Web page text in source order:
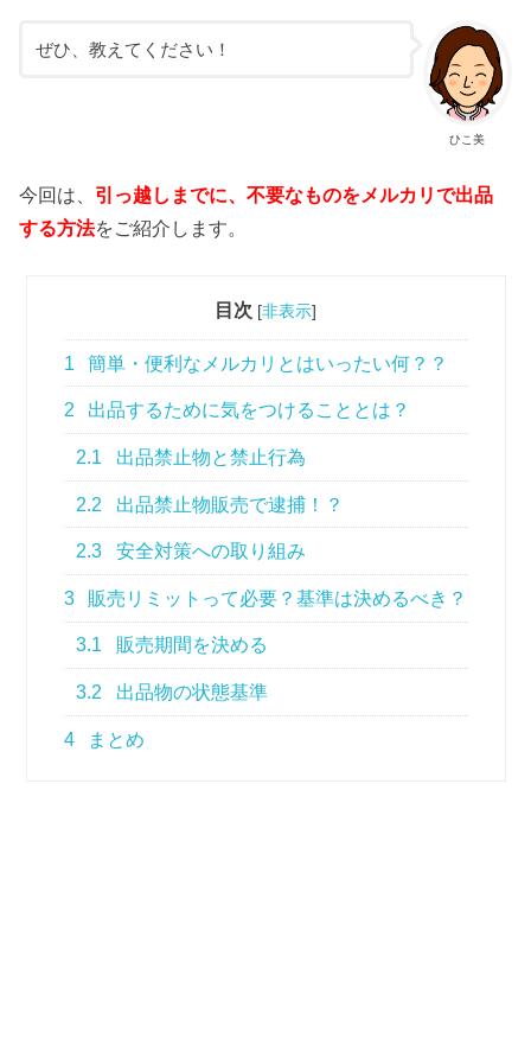
ひこ美
ぜひ、教えてください！
今回は、 引っ越しまでに、不要なものをメルカリで出品
する方法をご紹介します。
目次 [非表示]
1 簡単・便利なメルカリとはいったい何？？
2 出品するために気をつけることとは？
2.1 出品禁止物と禁止行為
2.2 出品禁止物販売で逮捕！？
2.3 安全対策への取り組み
3 販売リミットって必要？基準は決めるべき？
3.1 販売期間を決める
3.2 出品物の状態基準
4 まとめ